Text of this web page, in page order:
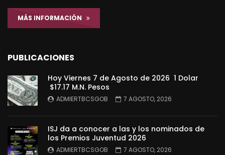
MÁS INFORMACIÓN
PUBLICACIONES
Hoy Viernes 7 de Agosto de 2026 1 Dolar
$17.17 M.N. Pesos
ADMIERTBCSGOB 7 AGOSTO, 2026
ISJ da a conocer a las y los nominados de
los Premios Juventud 2026
ADMIERTBCSGOB 7 AGOSTO, 2026